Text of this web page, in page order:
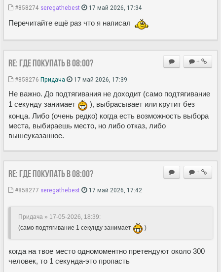
#858274 seregathebest 17 май 2026, 17:34
Перечитайте ещё раз что я написал
+
Re: Где покупать в 08:00?
#858276 Придача 17 май 2026, 17:39
Не важно. До подтягивания не доходит (само подтягивание
1 секунду занимает
), выбрасывает или крутит без
конца. Либо (очень редко) когда есть возможность выбора
места, выбираешь место, но либо отказ, либо
вышеуказанное.
+
Re: Где покупать в 08:00?
#858277 seregathebest 17 май 2026, 17:42
Придача » 17-05-2026, 18:39:
(само подтягивание 1 секунду занимает
)
когда на твое место одномоментно претендуют около 300
человек, то 1 секунда-это пропасть